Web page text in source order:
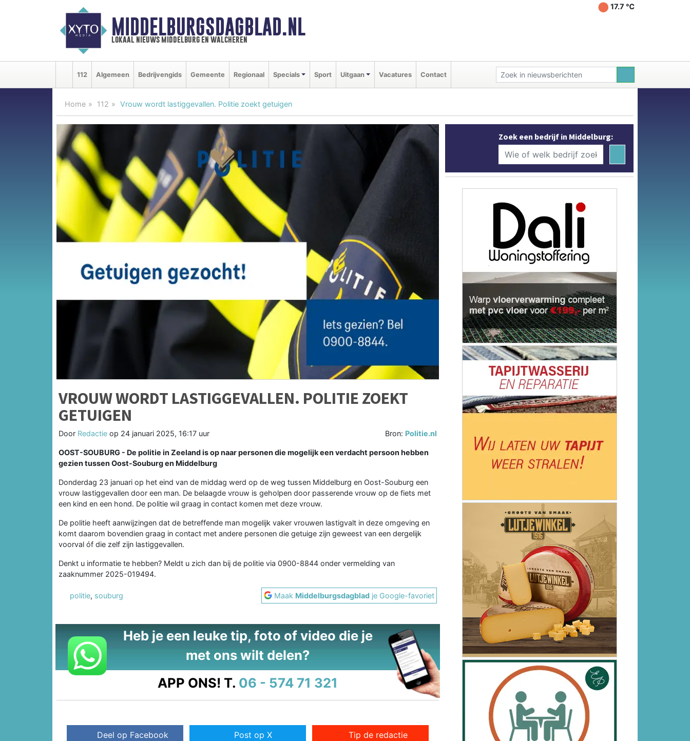
MIDDELBURGSDAGBLAD.NL
lokaal nieuws middelburg en walcheren
17.7 ℃
112 Algemeen Bedrijvengids Gemeente Regionaal Specials Sport Uitgaan Vacatures Contact
Home 112 Vrouw wordt lastiggevallen. Politie zoekt getuigen
VROUW WORDT LASTIGGEVALLEN. POLITIE ZOEKT
GETUIGEN
Door Redactie op 24 januari 2025, 16:17 uur Bron: Politie.nl
OOST-SOUBURG - De politie in Zeeland is op naar personen die mogelijk een verdacht persoon hebben
gezien tussen Oost-Souburg en Middelburg
Donderdag 23 januari op het eind van de middag werd op de weg tussen Middelburg en Oost-Souburg een
vrouw lastiggevallen door een man. De belaagde vrouw is geholpen door passerende vrouw op de fiets met
een kind en een hond. De politie wil graag in contact komen met deze vrouw.
De politie heeft aanwijzingen dat de betreffende man mogelijk vaker vrouwen lastigvalt in deze omgeving en
komt daarom bovendien graag in contact met andere personen die getuige zijn geweest van een dergelijk
voorval óf die zelf zijn lastiggevallen.
Denkt u informatie te hebben? Meldt u zich dan bij de politie via 0900-8844 onder vermelding van
zaaknummer 2025-019494.
politie, souburg Maak Middelburgsdagblad je Google-favoriet
Heb je een leuke tip, foto of video die je
met ons wilt delen?
APP ONS! T. 06 - 574 71 321
Deel op Facebook Post op X Tip de redactie
Zoek een bedrijf in Middelburg: